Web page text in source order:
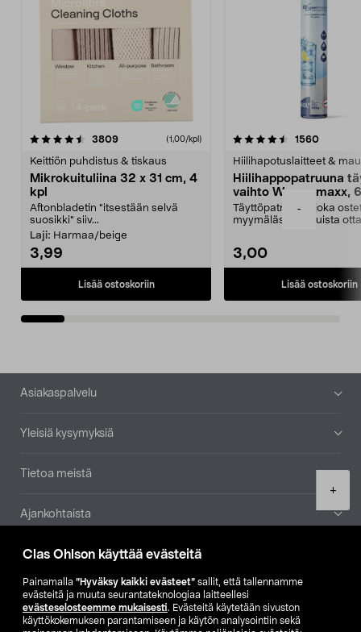
Clas Ohlson käyttää evästeitä
Painamalla ”Hyväksy kaikki evästeet” sallit, että tallennamme
evästeitä ja muuta seurantateknologiaa laitteellesi
evästeselosteemme mukaisesti. Evästeitä käytetään sivuston
käyttökokemuksen parantamiseen ja käytön analysointiin sekä
-
+
3809arvostelut (1,00/kpl)
Keittiön puhdistus & tiskaus
Mikrokuituliina 32 x 31 cm, 4
kpl
Aftonbladetin "itsestään selvä
suosikki" siiv...
Laji: Harmaa/beige
3,99
Lisää ostoskoriin
4.5viidestä
1560
Hiilihapotuslaitteet &
Hiilihappopatruuna
vaihto Wassermaxx,
Täyttöpatruuna, joka
myymälästä – muista
3,00
Lisää ostoskoriin
4.5viidestä
Alatunniste
Asiakaspalvelu
Yleisiä kysymyksiä
Tietoa meistä
Ajankohtaista
Muut yrityksemme
Etsi myymälä